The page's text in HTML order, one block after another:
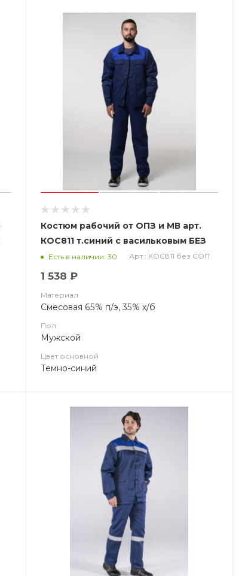
Костюм рабочий от ОПЗ и МВ арт.
КОС811 т.синий с васильковым БЕЗ
СОП (ЧЗ)
Есть в наличии: 30 Арт.: КОС811 без СОП
1 538 ₽
Материал
Смесовая 65% п/э, 35% х/б
Пол
Мужской
Цвет основной
Темно-синий